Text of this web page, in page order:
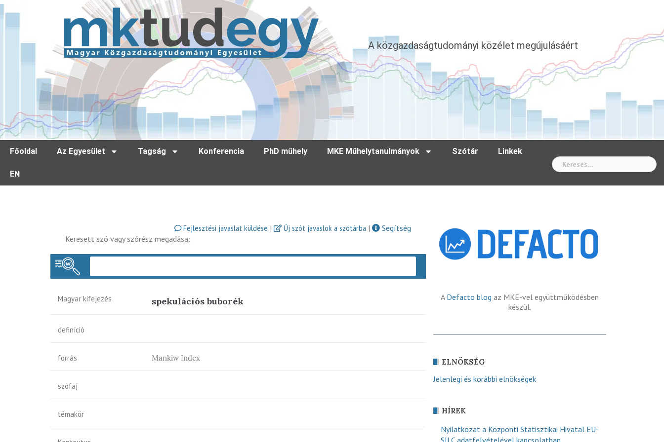
A közgazdaságtudományi közélet megújulásáért
Főoldal Az Egyesület Tagság Konferencia PhD műhely MKE Műhelytanulmányok Szótár Linkek
EN
Fejlesztési javaslat küldése | Új szót javaslok a szótárba |
Segítség
Keresett szó vagy szórész megadása:
Magyar kifejezés spekulációs buborék
definíció
forrás Mankiw Index
szófaj
témakör
A Defacto blog az MKE-vel együttműködésben
készül.
ELNÖKSÉG
Jelenlegi és korábbi elnökségek
HÍREK
Nyilatkozat a Központi Statisztikai Hivatal EU-
SILC adatfelvételével kapcsolatban